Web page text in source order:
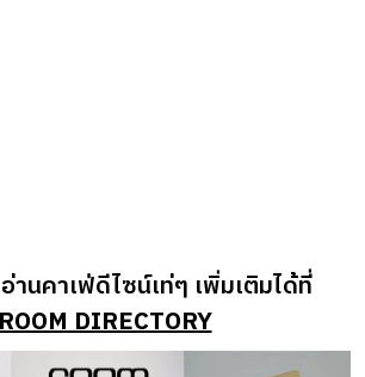
านคาเฟ่ดีไซน์เท่ๆ เพิ่มเติมได้ที่
DIRECTORY